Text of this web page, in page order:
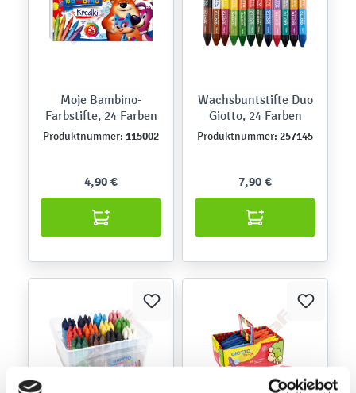
Moje Bambino-
Farbstifte, 24 Farben
Produktnummer: 115002
4,90 €
Wachsbuntstifte Duo
Giotto, 24 Farben
Produktnummer: 257145
7,90 €